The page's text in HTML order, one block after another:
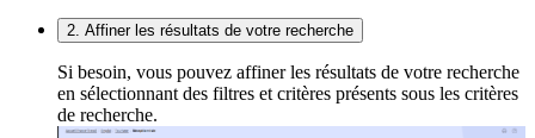
2. Affiner les résultats de votre recherche
Si besoin, vous pouvez affiner les résultats de votre recherche
en sélectionnant des filtres et critères présents sous les critères
de recherche.